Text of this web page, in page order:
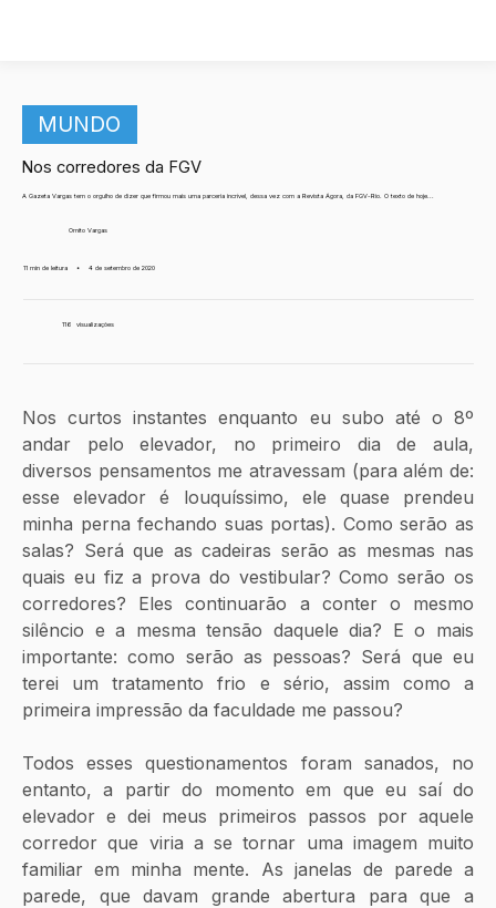
MUNDO
Nos corredores da FGV
A Gazeta Vargas tem o orgulho de dizer que firmou mais uma parceria incrível, dessa vez com a Revista Ágora, da FGV-Rio. O texto de hoje...
Ornito Vargas
11 min de leitura • 4 de setembro de 2020
116 visualizações
Nos curtos instantes enquanto eu subo até o 8º
andar pelo elevador, no primeiro dia de aula,
diversos pensamentos me atravessam (para além de:
esse elevador é louquíssimo, ele quase prendeu
minha perna fechando suas portas). Como serão as
salas? Será que as cadeiras serão as mesmas nas
quais eu fiz a prova do vestibular? Como serão os
corredores? Eles continuarão a conter o mesmo
silêncio e a mesma tensão daquele dia? E o mais
importante: como serão as pessoas? Será que eu
terei um tratamento frio e sério, assim como a
primeira impressão da faculdade me passou?
Todos esses questionamentos foram sanados, no
entanto, a partir do momento em que eu saí do
elevador e dei meus primeiros passos por aquele
corredor que viria a se tornar uma imagem muito
familiar em minha mente. As janelas de parede a
parede, que davam grande abertura para que a